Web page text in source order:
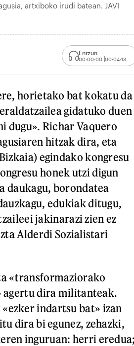
artxiboko irudi batean. JAVI
Entzun
00:00:00 00:04:13
horietako bat kokatu da
gidatuko duen
Richar Vaquero
hitzak dira, eta
egindako kongresu
honek utzi digun
daukagu, borondatea
edukiak ditugu,
jakinarazi zien ez
Alderdi Sozialistari
«transformaziorako
agertu dira militanteak.
indartsu bat» izan
dira bi egunez, zehazki,
inguruan: herri